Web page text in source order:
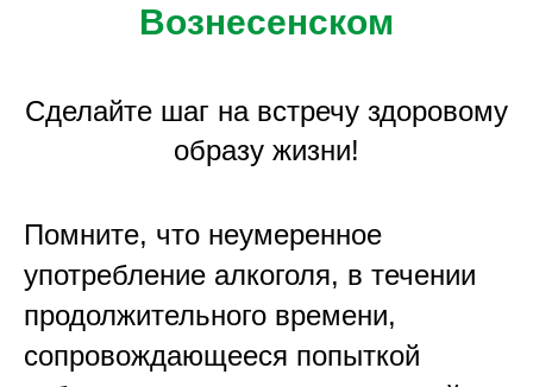
Вознесенском
Сделайте шаг на встречу здоровому
образу жизни!
Помните, что неумеренное
употребление алкоголя, в течении
продолжительного времени,
сопровождающееся попыткой